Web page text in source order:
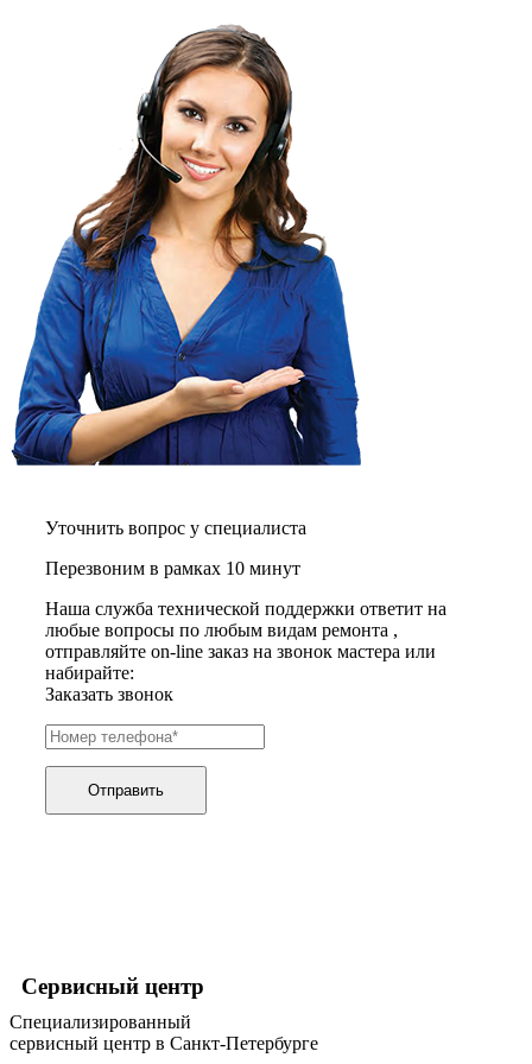
газовой поверхности
геймпадов
генераторов
генераторов азота
генераторов дыма
генераторов льда
генераторов
гидравлических блоков питания
гидроаккумуляторов
гидроциклов
гидромассажеров
гидромодулей
гидроциклов
гигрометров
гильотинных ножей
гироскутеров
гладильных систем
глинтвейн-мейкеров
глубинных вибраторов
гомогенизаторов
gps часов
градирней
граниторов
гребных тренажеров
грелок
грелок для ног
грелок для спины и шеи
греющих кабелей
грилей для кур
гвоздезабивных пистолетов
холодильных шкафов
homepod
хот-дог мейкеров
хотдогниц
хромбуков
Уточнить вопрос у специалиста
Перезвоним в рамках 10 минут
Наша служба технической поддержки ответит на
любые вопросы по любым видам ремонта ,
отправляйте on-line заказ на звонок мастера или
набирайте:
Заказать звонок
Отправить
Сервисный центр
Специализированный
сервисный центр в Санкт-Петербурге